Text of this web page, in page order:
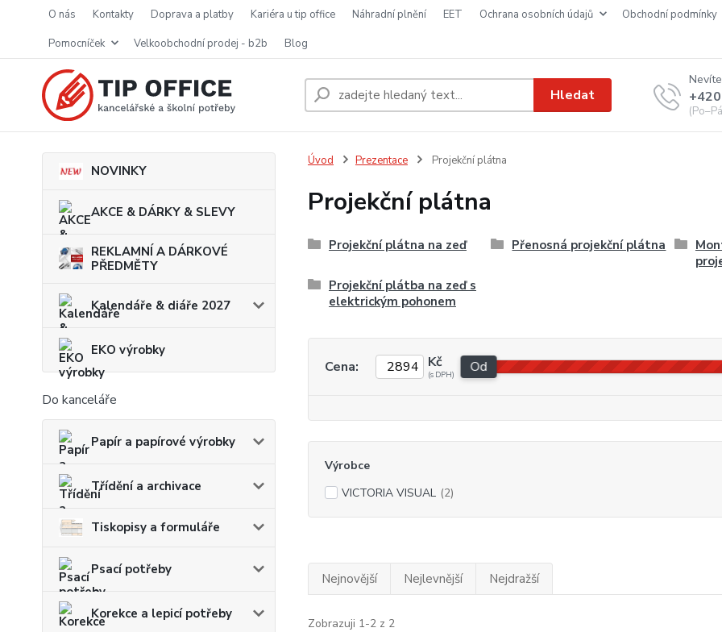
o nás kontakty doprava a platby kariéra u tip office náhradní plnění EET ochrana osobních údajů
obchodní podmínky
pomocníček
velkoobchodní prodej - b2b blog
Hledat
NOVINKY
AKCE & DÁRKY & SLEVY
REKLAMNÍ A DÁRKOVÉ
PŘEDMĚTY
Kalendáře & diáře 2027
EKO výrobky
Do kanceláře
Papír a papírové výrobky
Třídění a archivace
Tiskopisy a formuláře
Psací potřeby
Korekce a lepicí potřeby
Úvod Prezentace Projekční plátna
Projekční plátna
Projekční plátna na zeď Přenosná projekční plátna
Projekční plátba na zeď s
elektrickým pohonem
Cena: Kč Od
Výrobce
VICTORIA VISUAL (2)
Nejnovější Nejlevnější Nejdražší
Zobrazuji 1-2 z 2